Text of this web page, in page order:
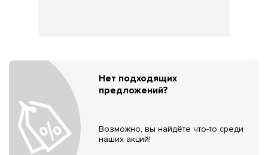
Нет подходящих
предложений?
Возможно, вы найдёте что-то среди
наших акций!